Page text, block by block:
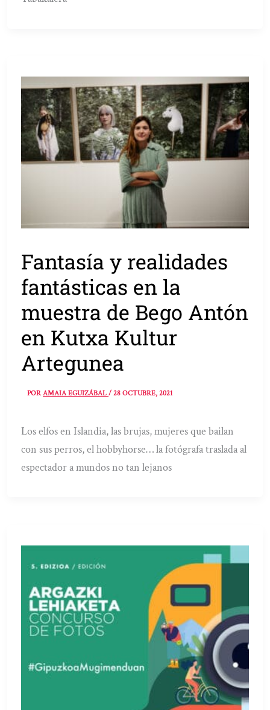
Fantasía y realidades
fantásticas en la
muestra de Bego Antón
en Kutxa Kultur
Artegunea
PORAMAIA EGUIZÁBAL/28 OCTUBRE, 2021
Los elfos en Islandia, las brujas, mujeres que bailan
con sus perros, el hobbyhorse… la fotógrafa traslada al
espectador a mundos no tan lejanos